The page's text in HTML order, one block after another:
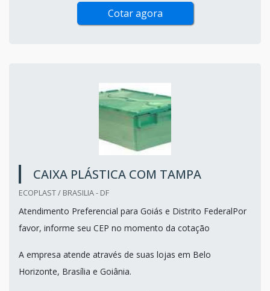
Cotar agora
CAIXA PLÁSTICA COM TAMPA
ECOPLAST / BRASILIA - DF
Atendimento Preferencial para Goiás e Distrito FederalPor
favor, informe seu CEP no momento da cotação
A empresa atende através de suas lojas em Belo
Horizonte, Brasília e Goiânia.